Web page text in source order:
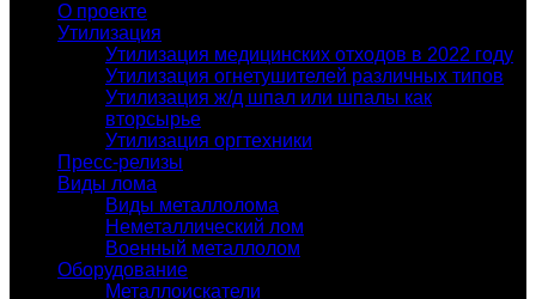
О проекте
Утилизация
Утилизация медицинских отходов в 2022 году
Утилизация огнетушителей различных типов
Утилизация ж/д шпал или шпалы как
вторсырье
Утилизация оргтехники
Пресс-релизы
Виды лома
Виды металлолома
Неметаллический лом
Военный металлолом
Оборудование
Металлоискатели